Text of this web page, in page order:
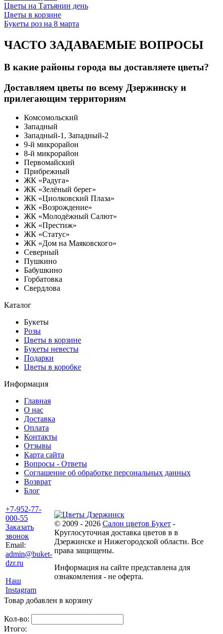
Цветы на Татьянин день
Цветы в корзине
Букеты роз на 8 марта
ЧАСТО ЗАДАВАЕМЫЕ ВОПРОСЫ
В какие районы города вы доставляете цветы?
Доставляем цветы по всему Дзержинску и
прилегающим территориям
Комсомольский
Западный
Западный-1, Западный-2
9-й микрорайон
8-й микрорайон
Первомайский
Прибрежный
ЖК «Радуга»
ЖК «Зелёный берег»
ЖК «Циолковский Плаза»
ЖК «Возрождение»
ЖК «Молодёжный Салют»
ЖК «Престиж»
ЖК «Статус»
ЖК «Дом на Маяковского»
Северный
Пушкино
Бабушкино
Горбатовка
Свердлова
Каталог
Букеты
Розы
Цветы в корзине
Букеты невесты
Подарки
Цветы в коробке
Информация
Главная
О нас
Доставка
Оплата
Контакты
Отзывы
Карта сайта
Вопросы - Ответы
Соглашение об обработке персональных данных
Возврат
Блог
+7-952-77-
000-55
Заказать
звонок
Email:
admin@buket-
dzr.ru
Наш
Instagram
© 2009 - 2026 Салон цветов Букет -
Круглосуточная доставка цветов в в
Дзержинске и Нижегородской области. Все
права защищены.
Информация на сайте представлена для
ознакомления - не оферта.
Товар добавлен в корзину
Кол-во:
Итого: